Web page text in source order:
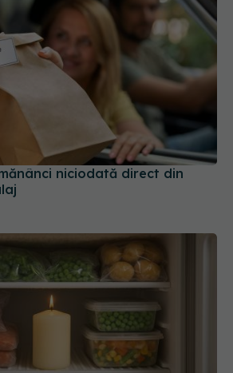
niciodată direct din